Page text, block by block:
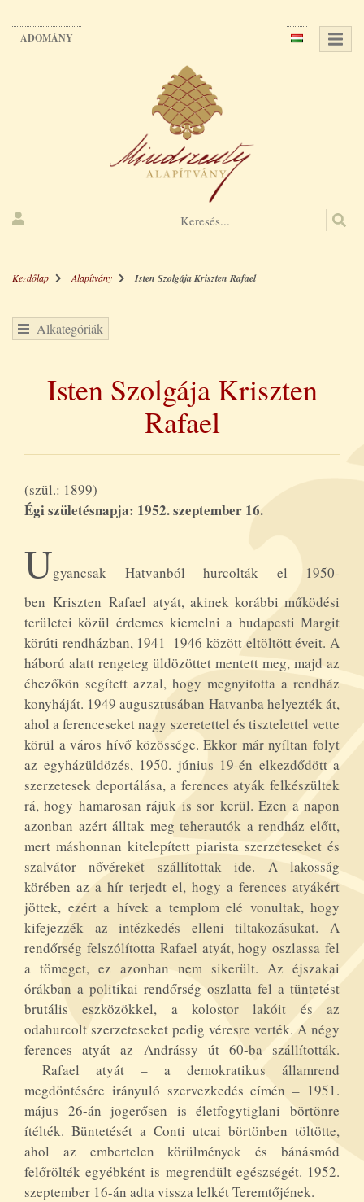
tartalomra
ADOMÁNY
Kezdőlap Alapítvány Isten Szolgája Kriszten Rafael
Alkategóriák
Isten Szolgája Kriszten
Rafael
(szül.: 1899)
Égi születésnapja: 1952. szeptember 16.
Ugyancsak Hatvanból hurcolták el 1950-
ben Kriszten Rafael atyát, akinek korábbi működési
területei közül érdemes kiemelni a budapesti Margit
körúti rendházban, 1941–1946 között eltöltött éveit. A
háború alatt rengeteg üldözöttet mentett meg, majd az
éhezőkön segített azzal, hogy megnyitotta a rendház
konyháját. 1949 augusztusában Hatvanba helyezték át,
ahol a ferenceseket nagy szeretettel és tisztelettel vette
körül a város hívő közössége. Ekkor már nyíltan folyt
az egyházüldözés, 1950. június 19-én elkezdődött a
szerzetesek deportálása, a ferences atyák felkészültek
rá, hogy hamarosan rájuk is sor kerül. Ezen a napon
azonban azért álltak meg teherautók a rendház előtt,
mert máshonnan kitelepített piarista szerzeteseket és
szalvátor nővéreket szállítottak ide. A lakosság
körében az a hír terjedt el, hogy a ferences atyákért
jöttek, ezért a hívek a templom elé vonultak, hogy
kifejezzék az intézkedés elleni tiltakozásukat. A
rendőrség felszólította Rafael atyát, hogy oszlassa fel
a tömeget, ez azonban nem sikerült. Az éjszakai
órákban a politikai rendőrség oszlatta fel a tüntetést
brutális eszközökkel, a kolostor lakóit és az
odahurcolt szerzeteseket pedig véresre verték. A négy
ferences atyát az Andrássy út 60-ba szállították.
Rafael atyát – a demokratikus államrend
megdöntésére irányuló szervezkedés címén – 1951.
május 26-án jogerősen is életfogytiglani börtönre
ítélték. Büntetését a Conti utcai börtönben töltötte,
ahol az embertelen körülmények és bánásmód
felőrölték egyébként is megrendült egészségét. 1952.
szeptember 16-án adta vissza lelkét Teremtőjének.